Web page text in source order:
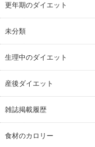
更年期のダイエット
未分類
生理中のダイエット
産後ダイエット
雑誌掲載履歴
食材のカロリー